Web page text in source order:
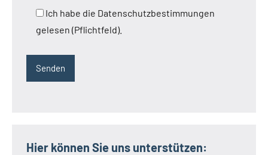
Ich habe die Datenschutzbestimmungen
gelesen (Pflichtfeld).
Hier können Sie uns unterstützen: